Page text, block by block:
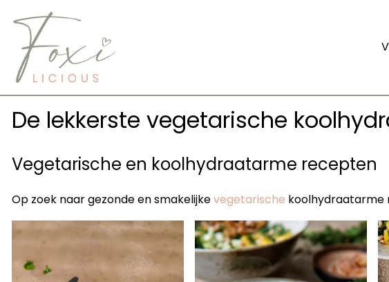
content
De lekkerste vegetarische
Vegetarische en koolhydraatarme recepten
Op zoek naar gezonde en smakelijkevegetarische koolhydraatarme